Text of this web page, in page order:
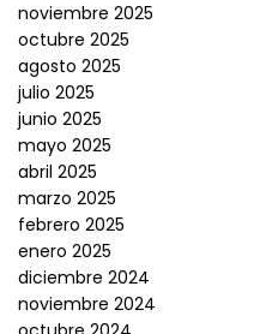
noviembre 2025
octubre 2025
agosto 2025
julio 2025
junio 2025
mayo 2025
abril 2025
marzo 2025
febrero 2025
enero 2025
diciembre 2024
noviembre 2024